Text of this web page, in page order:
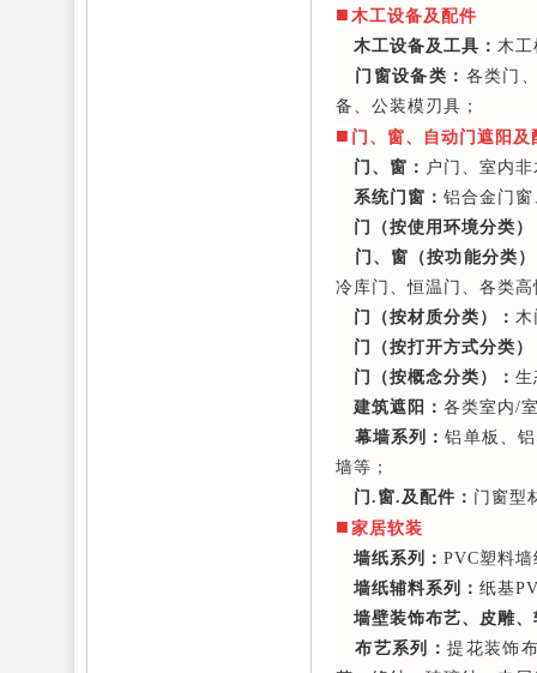
■ 木工设备及配件
木工设备及工具： 木
门窗设备类： 各类门
备、公装模刃具；
■ 门、窗、自动门遮阳及
门、窗： 户门、室内
系统门窗： 铝合金门
门（按使用环境分类）
门、窗（按功能分类
冷库门、恒温门、各类
门（按材质分类）：
门（按打开方式分类）
门（按概念分类）： 生
建筑遮阳： 各类室内/
幕墙系列：铝单板、
墙等；
门.窗.及配件： 门窗型
■ 家居软装
墙纸系列： PVC塑料
墙纸辅料系列： 纸基
墙壁装饰布艺、皮雕
布艺系列：提花装饰